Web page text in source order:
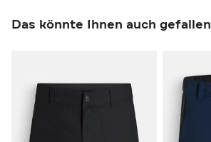
Das könnte Ihnen auch gefallen